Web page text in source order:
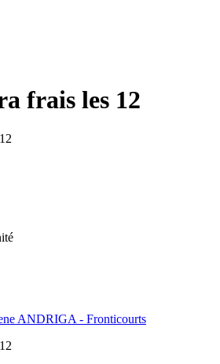
frais les 12
ANDRIGA - Fronticourts